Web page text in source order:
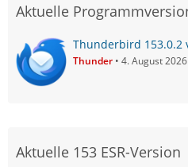
Aktuelle
Thunderbird 153.0.2
Thunder 4. August
Aktuelle 153 ESR-Version